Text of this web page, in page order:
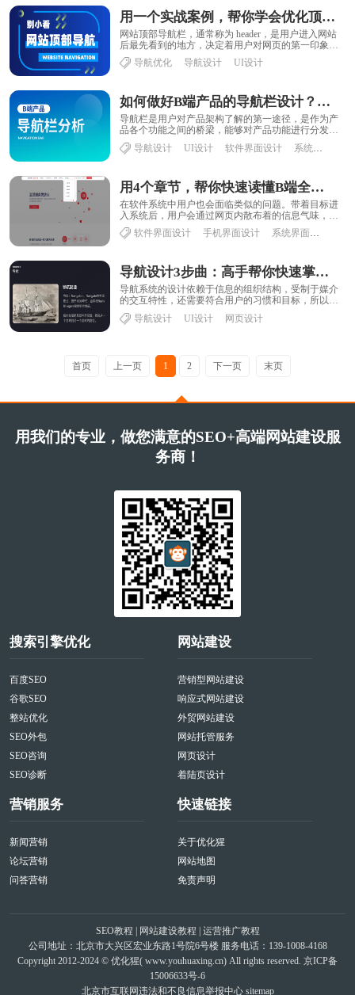
用一个实战案例，帮你学会优化顶部导航设计
网站顶部导航栏，通常称为 header，是用户进入网站
后最先看到的地方，决定着用户对网页的第一印象，
其重要性不言而喻，顶部导航被广泛应用在各......
导航优化 导航设计 UI设计
如何做好B端产品的导航栏设计？来看高手的5000字总结！
导航栏是用户对产品架构了解的第一途径，是作为产
品各个功能之间的桥梁，能够对产品功能进行分发、
引导。本文作者以 B 端产品的导航栏为例，对其进......
导航设计 UI设计 软件界面设计 系统界面设计
用4个章节，帮你快速读懂B端全局导航设计
在软件系统中用户也会面临类似的问题。带着目标进
入系统后，用户会通过网页内散布着的信息气味，去
寻觅目标功能入口，而提供这些信息和入口的便是导
航......软件界面设计 手机界面设计 系统界面设计
导航设计3步曲：高手帮你快速掌握导航设计！
导航系统的设计依赖于信息的组织结构，受制于媒介
的交互特性，还需要符合用户的习惯和目标，所以我
将从信息结构、导航形式、导航路径优化 3 个方面......
导航设计 UI设计 网页设计
首页 上一页 1 2 下一页 末页
用我们的专业，做您满意的SEO+高端网站建设服
务商！
搜索引擎优化
百度SEO
谷歌SEO
整站优化
SEO外包
SEO咨询
SEO诊断
网站建设
营销型网站建设
响应式网站建设
外贸网站建设
网站托管服务
网页设计
着陆页设计
营销服务
新闻营销
论坛营销
问答营销
快速链接
关于优化猩
网站地图
免责声明
SEO教程 网站建设教程
运营推广教程
公司地址：北京市大兴区宏业东路1号院6号楼 服务电话：139-1008-4168
Copyright 2012-2024 © 优化猩( www.youhuaxing.cn) All rights reserved. 京ICP备
15006633号-6
北京市互联网违法和不良信息举报中心 sitemap